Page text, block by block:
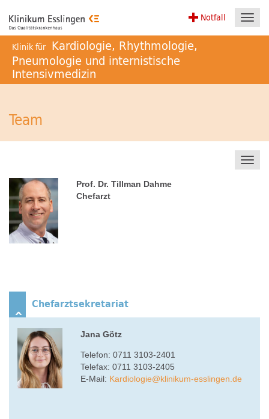
Notfall
Klinik für Kardiologie, Rhythmologie,
Pneumologie und internistische
Intensivmedizin
Team
Prof. Dr. Tillman Dahme
Chefarzt
Chefarztsekretariat
Jana Götz
Telefon: 0711 3103-2401
Telefax: 0711 3103-2405
E-Mail: Kardiologie@klinikum-esslingen.de